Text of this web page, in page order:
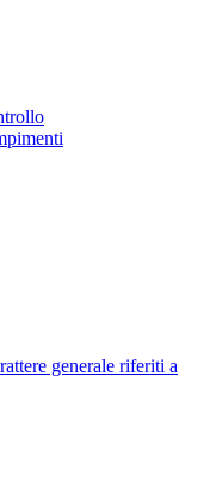
generale riferiti a